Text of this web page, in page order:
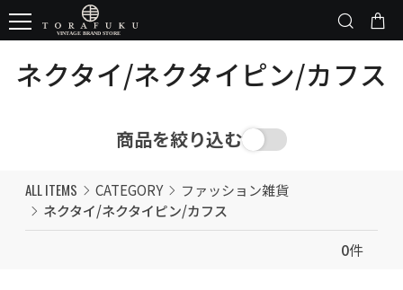
ネクタイ/ネクタイピン/カフス
商品を絞り込む
ALL ITEMS CATEGORY
ファッション雑貨
ネクタイ/ネクタイピン/カフス
0件